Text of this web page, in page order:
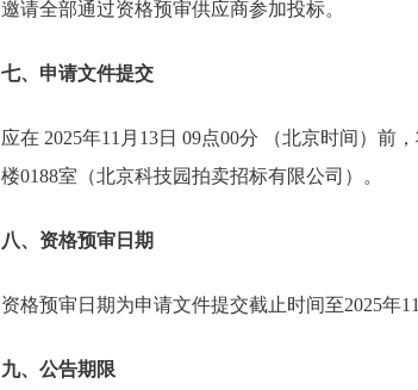
邀请全部通过资格预审供应商参加投标。
七、申请文件提交
应在 2025年11月13日 09点00分 （北京时间）前
楼0188室（北京科技园拍卖招标有限公司）。
八、资格预审日期
资格预审日期为申请文件提交截止时间至2025年
九、公告期限